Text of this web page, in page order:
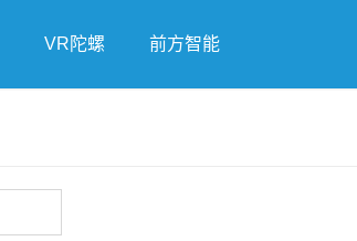
VR陀螺 前方智能